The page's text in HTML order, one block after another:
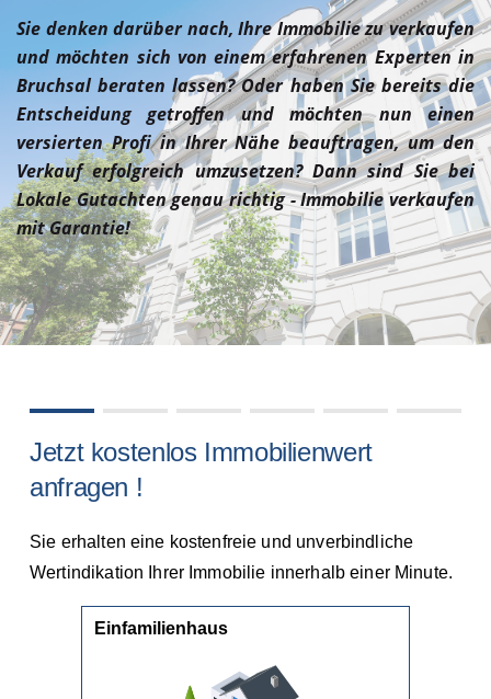
Sie denken darüber nach, Ihre Immobilie zu verkaufen
und möchten sich von einem erfahrenen Experten in
Bruchsal beraten lassen? Oder haben Sie bereits die
Entscheidung getroffen und möchten nun einen
versierten Profi in Ihrer Nähe beauftragen, um den
Verkauf erfolgreich umzusetzen? Dann sind Sie bei
Lokale Gutachten genau richtig - Immobilie verkaufen
mit Garantie!